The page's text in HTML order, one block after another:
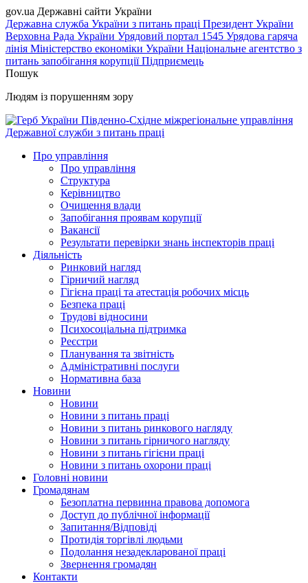
gov.ua Державні сайти України
Державна служба України з питань праці Президент України
Верховна Рада України Урядовий портал 1545 Урядова гаряча
лінія Міністерство економіки України Національне агентство з
питань запобігання корупціїПідприємець
Пошук
Людям із порушенням зору
Південно-Східне міжрегіональне управління
Державної служби з питань праці
Про управління
Про управління
Структура
Керівництво
Очищення влади
Запобігання проявам корупції
Вакансії
Результати перевірки знань інспекторів праці
Діяльність
Ринковий нагляд
Гірничий нагляд
Гігієна праці та атестація робочих місць
Безпека праці
Трудові відносини
Психосоціальна підтримка
Реєстри
Планування та звітність
Адміністративні послуги
Нормативна база
Новини
Новини
Новини з питань праці
Новини з питань ринкового нагляду
Новини з питань гірничого нагляду
Новини з питань гігієни праці
Новини з питань охорони праці
Головні новини
Громадянам
Безоплатна первинна правова допомога
Доступ до публічної інформації
Запитання/Відповіді
Протидія торгівлі людьми
Подолання незадекларованої праці
Звернення громадян
Контакти